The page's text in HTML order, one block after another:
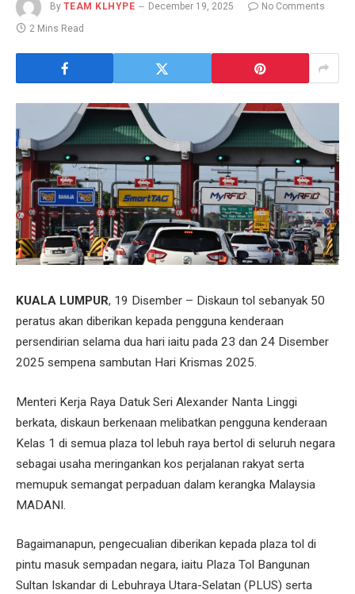
By TEAM KLHYPE December 19, 2025
No Comments
2 Mins Read
KUALA LUMPUR, 19 Disember – Diskaun tol sebanyak 50
peratus akan diberikan kepada pengguna kenderaan
persendirian selama dua hari iaitu pada 23 dan 24 Disember
2025 sempena sambutan Hari Krismas 2025.
Menteri Kerja Raya Datuk Seri Alexander Nanta Linggi
berkata, diskaun berkenaan melibatkan pengguna kenderaan
Kelas 1 di semua plaza tol lebuh raya bertol di seluruh negara
sebagai usaha meringankan kos perjalanan rakyat serta
memupuk semangat perpaduan dalam kerangka Malaysia
MADANI.
Bagaimanapun, pengecualian diberikan kepada plaza tol di
pintu masuk sempadan negara, iaitu Plaza Tol Bangunan
Sultan Iskandar di Lebuhraya Utara-Selatan (PLUS) serta